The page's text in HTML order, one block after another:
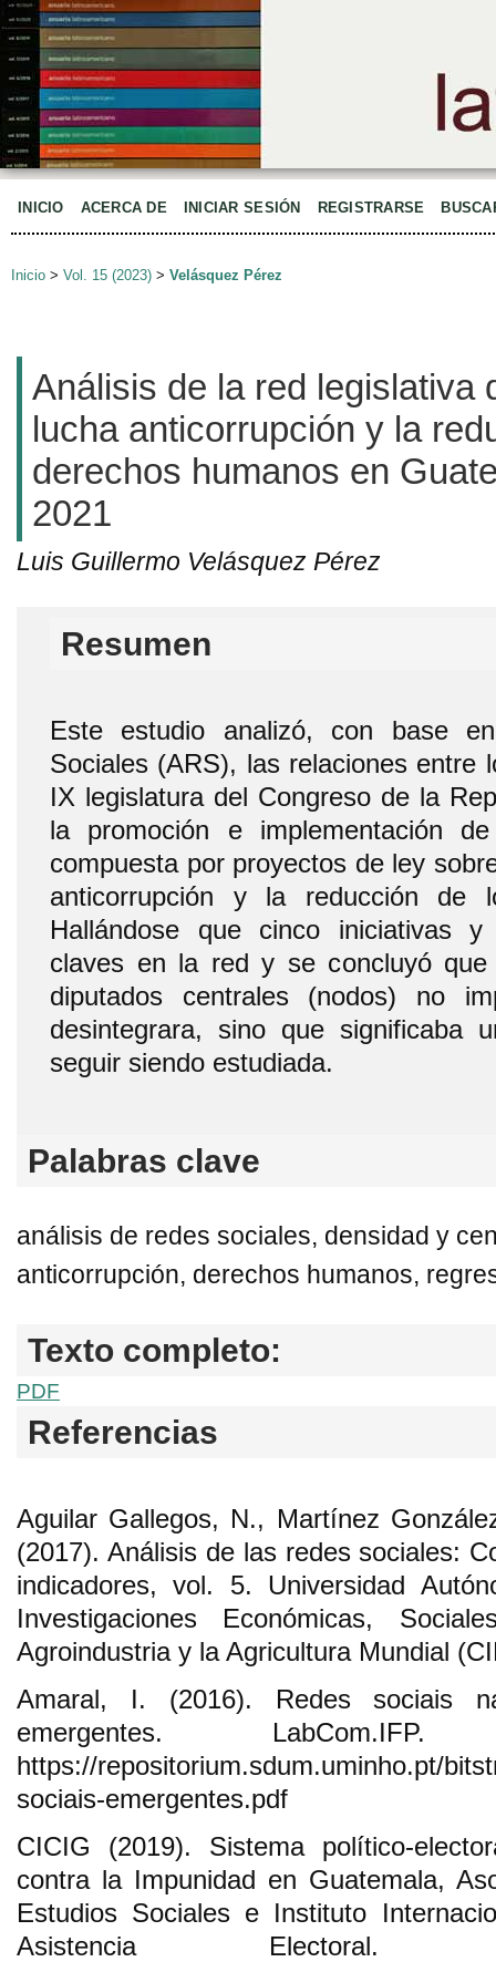
INICIO ACERCA DE INICIAR SESIÓN REGISTRARSE
Inicio > Vol. 15 (2023) > Velásquez Pérez
Análisis de la red legislativa
lucha anticorrupción y la
derechos humanos en
2021
Luis Guillermo Velásquez Pérez
Resumen
Este estudio analizó, con base
Sociales (ARS), las relaciones entre
IX legislatura del Congreso de la
la promoción e implementación
compuesta por proyectos de ley
anticorrupción y la reducción de
Hallándose que cinco iniciativas
claves en la red y se concluyó
diputados centrales (nodos) no
desintegrara, sino que significaba
seguir siendo estudiada.
Palabras clave
análisis de redes sociales, densidad y
anticorrupción, derechos humanos,
Texto completo:
PDF
Referencias
Aguilar Gallegos, N., Martínez
(2017). Análisis de las redes sociales:
indicadores, vol. 5. Universidad
Investigaciones Económicas,
Agroindustria y la Agricultura Mundial
Amaral, I. (2016). Redes sociais
emergentes.
https://repositorium.sdum.uminho.pt/
sociais-emergentes.pdf
CICIG (2019). Sistema político-
contra la Impunidad en Guatemala,
Estudios Sociales e Instituto
Asistencia Electoral.